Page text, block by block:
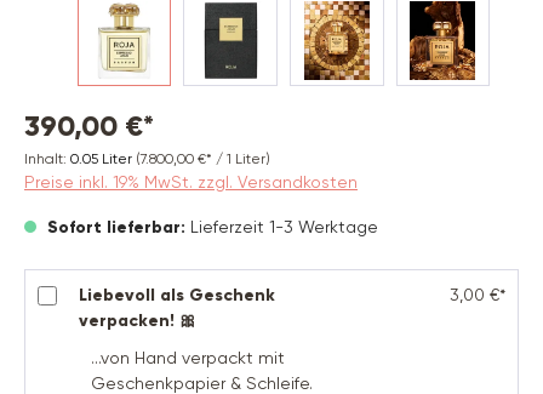
390,00 €*
Inhalt: 0.05 Liter (7.800,00 €* / 1 Liter)
Preise inkl. 19% MwSt. zzgl. Versandkosten
Sofort lieferbar: Lieferzeit 1-3 Werktage
Liebevoll als Geschenk
verpacken! 🎀
...von Hand verpackt mit
Geschenkpapier & Schleife.
3,00 €*